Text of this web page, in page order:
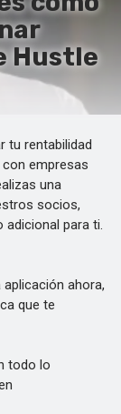
Hustle
tu rentabilidad
empresas
una
socios,
para ti.
ahora,
que te
todo lo